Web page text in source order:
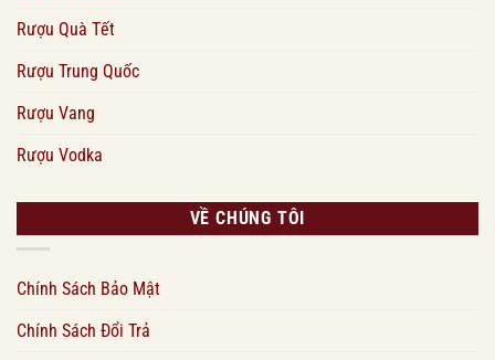
Rượu Quà Tết
Rượu Trung Quốc
Rượu Vang
Rượu Vodka
VỀ CHÚNG TÔI
Chính Sách Bảo Mật
Chính Sách Đổi Trả